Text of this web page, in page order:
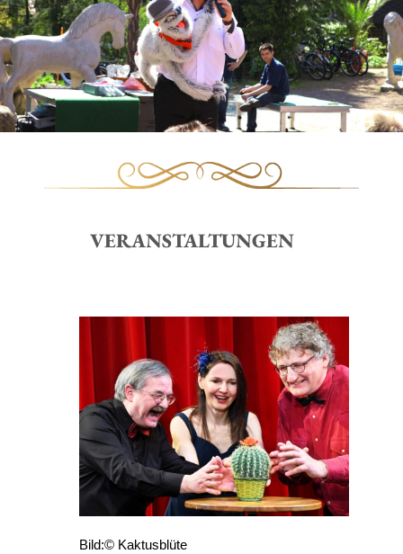
VERANSTALTUNGEN
Bild:© Kaktusblüte